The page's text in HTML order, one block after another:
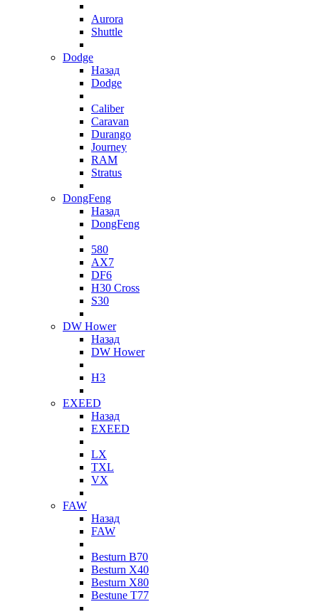
Aurora
Shuttle
Dodge
Назад
Dodge
Caliber
Caravan
Durango
Journey
RAM
Stratus
DongFeng
Назад
DongFeng
580
AX7
DF6
H30 Cross
S30
DW Hower
Назад
DW Hower
H3
EXEED
Назад
EXEED
LX
TXL
VX
FAW
Назад
FAW
Besturn B70
Besturn X40
Besturn X80
Bestune T77